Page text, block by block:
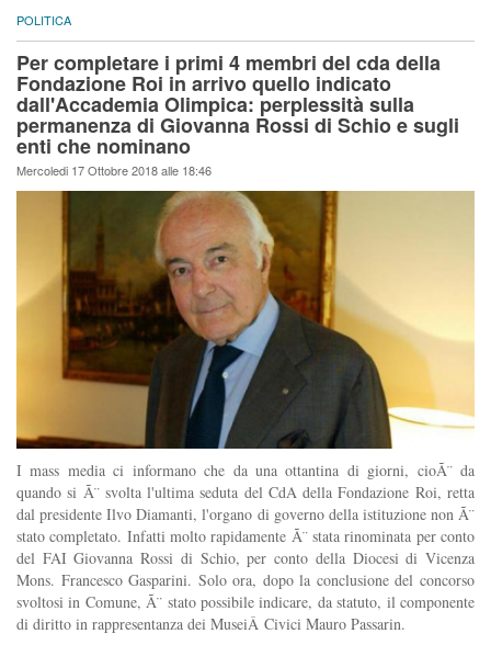
POLITICA
Per completare i primi 4 membri del cda della
Fondazione Roi in arrivo quello indicato
dall'Accademia Olimpica: perplessità sulla
permanenza di Giovanna Rossi di Schio e sugli
enti che nominano
Mercoledi 17 Ottobre 2018 alle 18:46
I mass media ci informano che da una ottantina di giorni, cioÃ¨ da
quando si Ã¨ svolta l'ultima seduta del CdA della Fondazione Roi, retta
dal presidente Ilvo Diamanti, l'organo di governo della istituzione non Ã¨
stato completato. Infatti molto rapidamente Ã¨ stata rinominata per conto
del FAI Giovanna Rossi di Schio, per conto della Diocesi di Vicenza
Mons. Francesco Gasparini. Solo ora, dopo la conclusione del concorso
svoltosi in Comune, Ã¨ stato possibile indicare, da statuto, il componente
di diritto in rappresentanza dei MuseiÂ Civici Mauro Passarin.